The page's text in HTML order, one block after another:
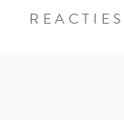
REACTIES